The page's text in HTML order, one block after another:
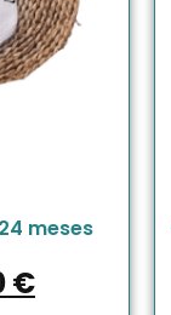
meses
€